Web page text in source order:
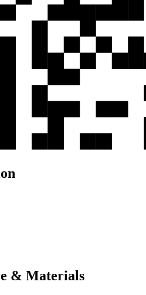
& Materials